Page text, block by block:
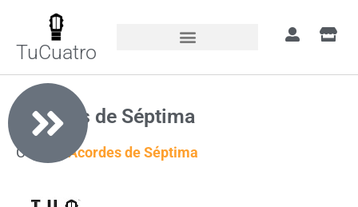
TuCuatro
Acordes de Séptima
Course: Acordes de Séptima